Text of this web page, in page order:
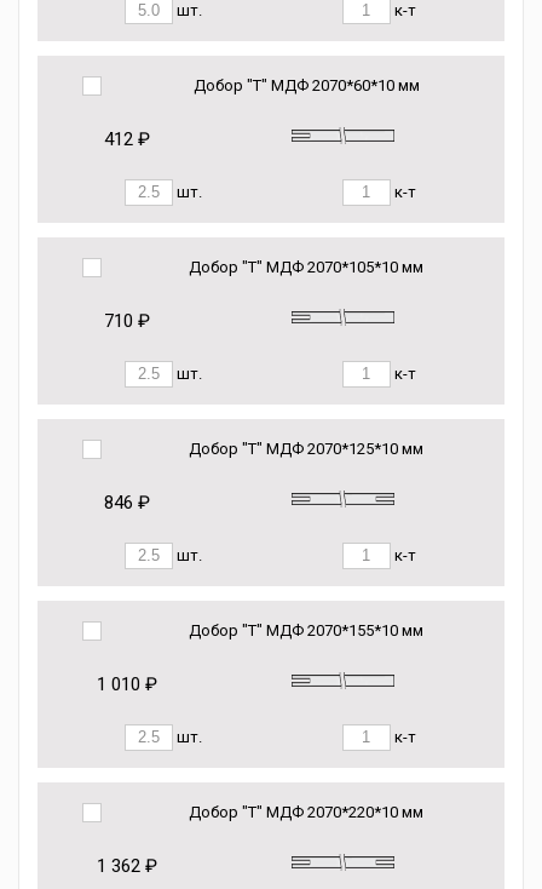
шт. к-т
Добор "Т" МДФ 2070*60*10 мм
412 ₽
шт. к-т
Добор "Т" МДФ 2070*105*10 мм
710 ₽
шт. к-т
Добор "Т" МДФ 2070*125*10 мм
846 ₽
шт. к-т
Добор "Т" МДФ 2070*155*10 мм
1 010 ₽
шт. к-т
Добор "Т" МДФ 2070*220*10 мм
1 362 ₽